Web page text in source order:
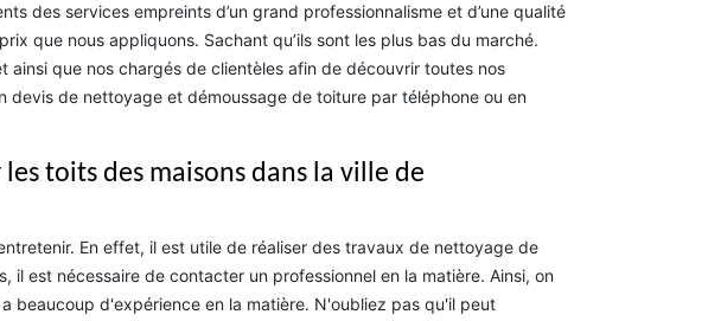
des services empreints d’un grand professionnalisme et d’une qualité
que nous appliquons. Sachant qu’ils sont les plus bas du marché.
que nos chargés de clientèles afin de découvrir toutes nos
devis de nettoyage et démoussage de toiture par téléphone ou en
toits des maisons dans la ville de
En effet, il est utile de réaliser des travaux de nettoyage de
il est nécessaire de contacter un professionnel en la matière. Ainsi, on
beaucoup d'expérience en la matière. N'oubliez pas qu'il peut